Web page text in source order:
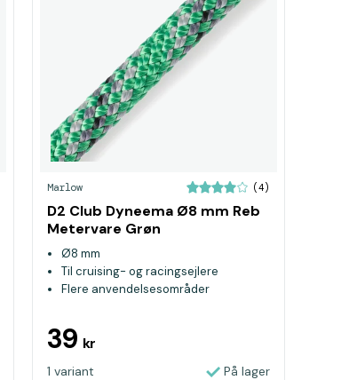
Marlow (4)
D2 Club Dyneema Ø8 mm Reb
Metervare Grøn
Ø8 mm
Til cruising- og racingsejlere
Flere anvendelsesområder
39 kr
1 variant På lager